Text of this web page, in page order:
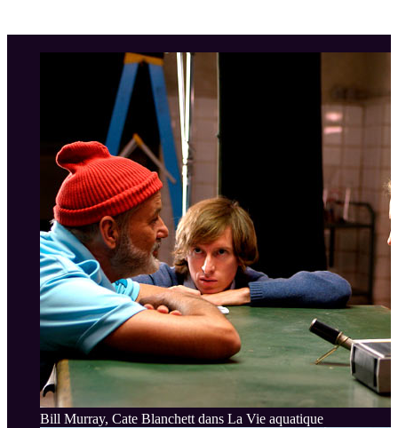
Bill Murray, Cate Blanchett dans La Vie aquatique